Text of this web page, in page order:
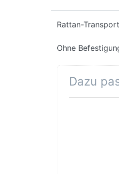
Rattan-
Ohne
Dazu